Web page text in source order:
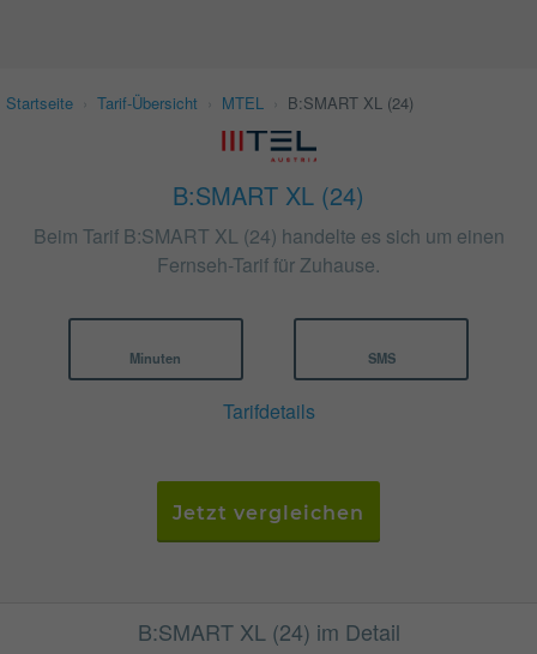
Startseite Tarif-Übersicht MTEL B:SMART XL (24)
B:SMART XL (24)
Beim Tarif B:SMART XL (24) handelte es sich um einen
Fernseh-Tarif für Zuhause.
Minuten SMS
Tarifdetails
Jetzt vergleichen
B:SMART XL (24) im Detail